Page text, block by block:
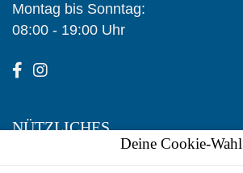
Montag bis Sonntag:
08:00 - 19:00 Uhr
NÜTZLICHES
Deine Cookie-Wahl